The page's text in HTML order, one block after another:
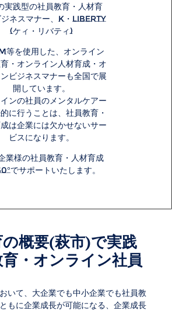
実践型の社員教育・人材育
ネスマナー、K・LIBERTY
(ケィ・リバティ)
を使用した、オンライン
・ オンライン人材育成・ オ
ビジネスマナーも全国で展
開しています。
ンの社員のメンタルケアー
に行うことは、社員教育・
は企業には欠かせないサー
ビスになります。
業様の社員教育・人材育成
でサポートいたします。
概要(萩市)で実践
・オンライン社員
いて、大企業でも中小企業でも社員教
もに企業成長が可能になる、企業成長